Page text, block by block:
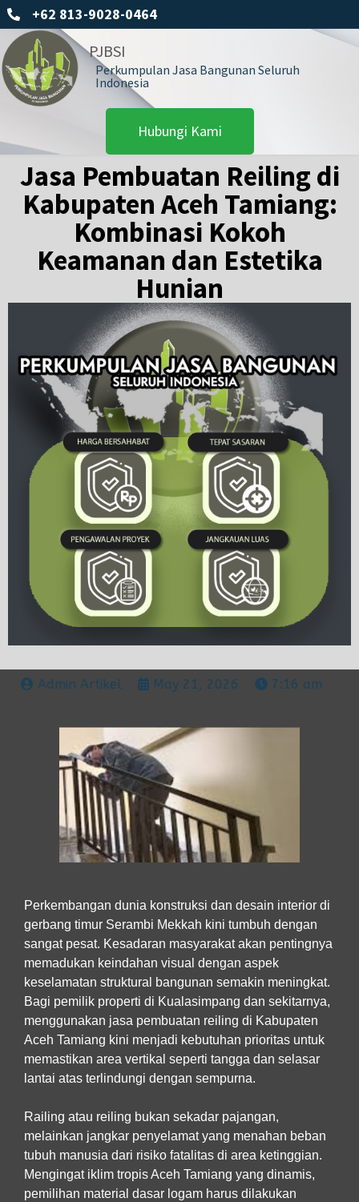
+62 813-9028-0464
PJBSI
Perkumpulan Jasa Bangunan Seluruh
Indonesia
Hubungi Kami
Jasa Pembuatan Reiling di
Kabupaten Aceh Tamiang:
Kombinasi Kokoh
Keamanan dan Estetika
Hunian
Admin Artikel May 21, 2026 7:16 am
Perkembangan dunia konstruksi dan desain interior di
gerbang timur Serambi Mekkah kini tumbuh dengan
sangat pesat. Kesadaran masyarakat akan pentingnya
memadukan keindahan visual dengan aspek
keselamatan struktural bangunan semakin meningkat.
Bagi pemilik properti di Kualasimpang dan sekitarnya,
menggunakan jasa pembuatan reiling di Kabupaten
Aceh Tamiang kini menjadi kebutuhan prioritas untuk
memastikan area vertikal seperti tangga dan selasar
lantai atas terlindungi dengan sempurna.
Railing atau reiling bukan sekadar pajangan,
melainkan jangkar penyelamat yang menahan beban
tubuh manusia dari risiko fatalitas di area ketinggian.
Mengingat iklim tropis Aceh Tamiang yang dinamis,
pemilihan material dasar logam harus dilakukan